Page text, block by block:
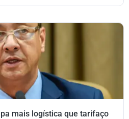
mais logística que tarifaço